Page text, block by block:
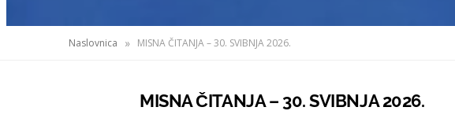
Naslovnica » MISNA ČITANJA – 30. SVIBNJA 2026.
MISNA ČITANJA – 30. SVIBNJA 2026.